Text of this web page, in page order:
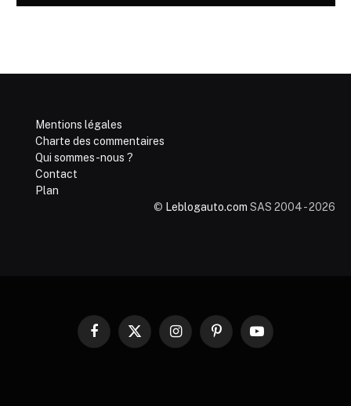
Mentions légales
Charte des commentaires
Qui sommes-nous ?
Contact
Plan
© Leblogauto.com SAS 2004 - 2026
Facebook
X
InstagramPinterestYouTube